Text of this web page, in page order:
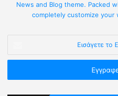
News and Blog theme. Packed
completely customize